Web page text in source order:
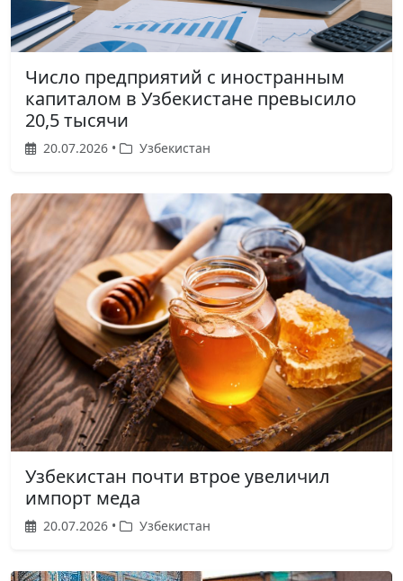
Число предприятий с иностранным
капиталом в Узбекистане превысило
20,5 тысячи
20.07.2026 • Узбекистан
Узбекистан почти втрое увеличил
импорт меда
20.07.2026 • Узбекистан